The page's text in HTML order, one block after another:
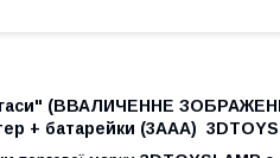
(ВВАЛИЧЕННЕ
+ батарейки (3ААА)